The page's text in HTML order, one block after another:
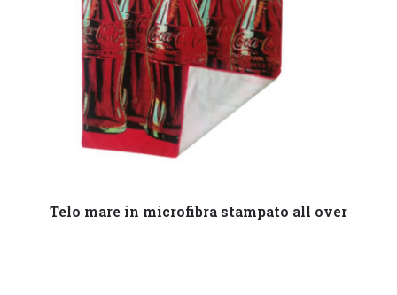
Leggi tutto
Telo mare in microfibra stampato all over